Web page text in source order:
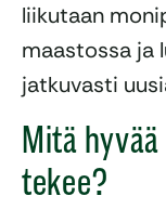
liikutaan
maastossa ja
jatkuvasti
Mitä
tekee?